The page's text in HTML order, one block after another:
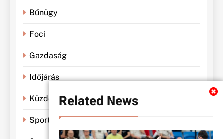
Related News
Bűnügy
Foci
Gazdaság
Időjárás
Küzdősportok
Sportbánya